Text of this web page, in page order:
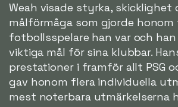
Weah visade styrka, skicklighet
målförmåga som gjorde
fotbollsspelare han var och
viktiga mål för sina klubbar.
prestationer i framför allt PSG
gav honom flera individuella
mest noterbara utmärkelserna